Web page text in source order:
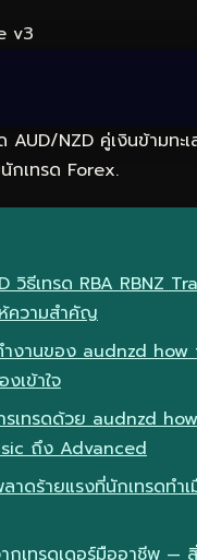
v3
AUD/NZD คู่เงินข้ามทะ
กเทรด Forex.
วิธีเทรด RBA RBNZ
ความสำคัญ
ำงานของ audnzd
เข้าใจ
รเทรดด้วย audnzd
ถึง Advanced
าดร้ายแรงที่นักเทรดท
กเทรดเดอร์มืออาชีพ —